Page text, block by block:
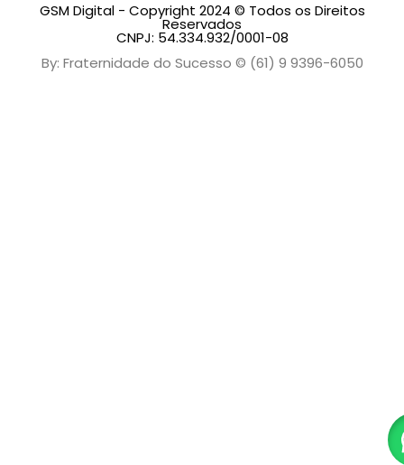
GSM Digital - Copyright 2024 © Todos os Direitos
Reservados
CNPJ: 54.334.932/0001-08
By: Fraternidade do Sucesso © (61) 9 9396-6050